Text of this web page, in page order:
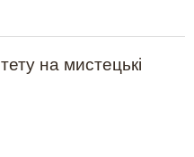
на мистецькі